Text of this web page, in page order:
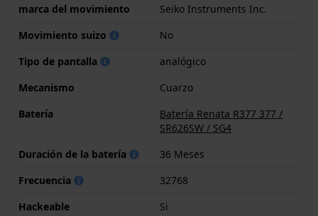
marca del movimiento
Seiko Instruments Inc.
Movimiento suizo
No
Tipo de pantalla
analógico
Mecanismo
Cuarzo
Batería
Batería Renata R377 377 /
SR626SW / SG4
Duración de la batería
36 Meses
Frecuencia
32768
Hackeable
Si